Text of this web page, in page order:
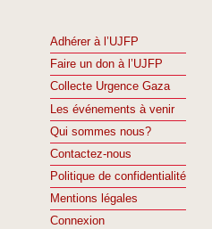
Adhérer à l’UJFP
Faire un don à l’UJFP
Collecte Urgence Gaza
Les événements à venir
Qui sommes nous?
Contactez-nous
Politique de confidentialité
Mentions légales
Connexion